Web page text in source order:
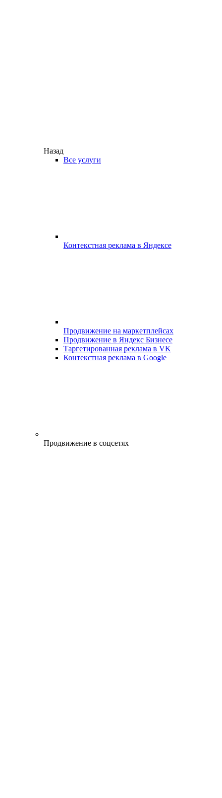
Назад
Все услуги
Контекстная реклама в Яндексе
Продвижение на маркетплейсах
Продвижение в Яндекс Бизнесе
Таргетированная реклама в VK
Контекстная реклама в Google
Продвижение в соцсетях